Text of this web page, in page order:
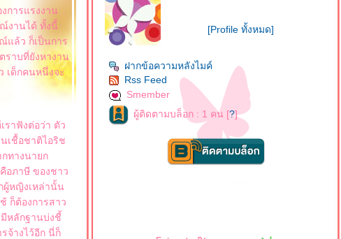
การแรงงาน
งานได้ ทั้งนี้
แล้ว ก็เป็นการ
ราบที่ยังหางาน
เด็กคนหนึ่งจะ
ราฟังต่อว่า ตัว
นเชื้อชาติไอริช
ทางนายก
อภาษี ของชาว
ผู้หญิงเหล่านั้น
ก็ต้องการสาว
มีหลักฐานบ่งชี้
จ้างไว้อีก นี่ก็
[Profile ทั้งหมด]
ฝากข้อความหลังไมค์
Rss Feed
Smember
ผู้ติดตามบล็อก : 1 คน [?]